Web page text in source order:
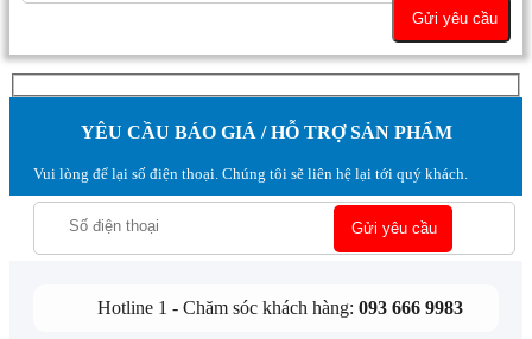
YÊU CẦU BÁO GIÁ / HỖ TRỢ SẢN PHẨM
Vui lòng để lại số điện thoại. Chúng tôi sẽ liên hệ lại tới quý khách.
Hotline 1 - Chăm sóc khách hàng: 093 666 9983